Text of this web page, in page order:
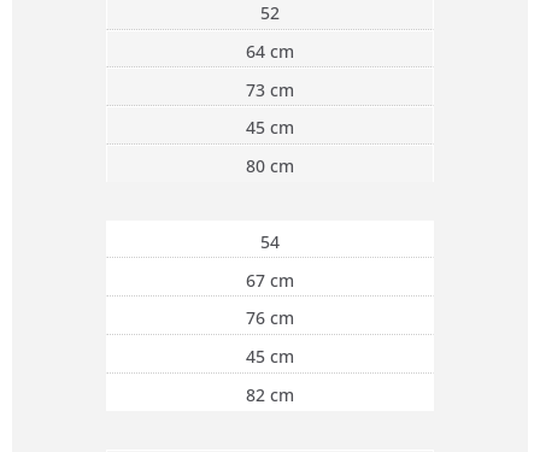
52
64 cm
73 cm
45 cm
80 cm
54
67 cm
76 cm
45 cm
82 cm